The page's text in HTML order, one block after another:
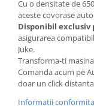
Cu o densitate de
aceste covorase
Disponibil exclusiv
asigurarea
Juke.
Transforma-ti
Comanda acum pe
doar un click
Informatii